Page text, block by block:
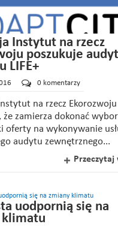
Instytut na rzecz
poszukuje
LIFE+
0 komentarzy
na rzecz Ekorozwoju
zamierza dokonać
oferty na wykonywanie
audytu zewnętrznego...
Przeczytaj
uodpornią się na
klimatu